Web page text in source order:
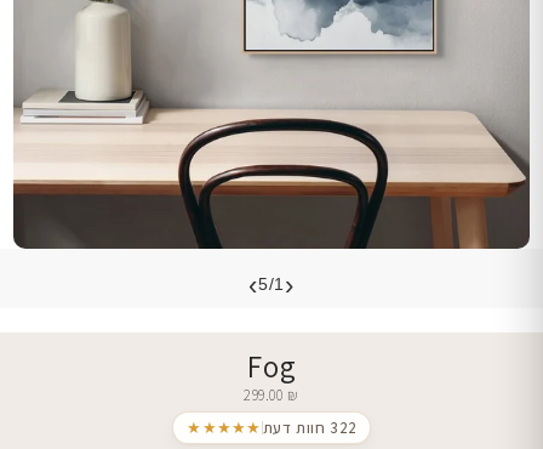
‹
5/1
›
Fog
299.00 ₪
★★★★★
322 חוות דעת